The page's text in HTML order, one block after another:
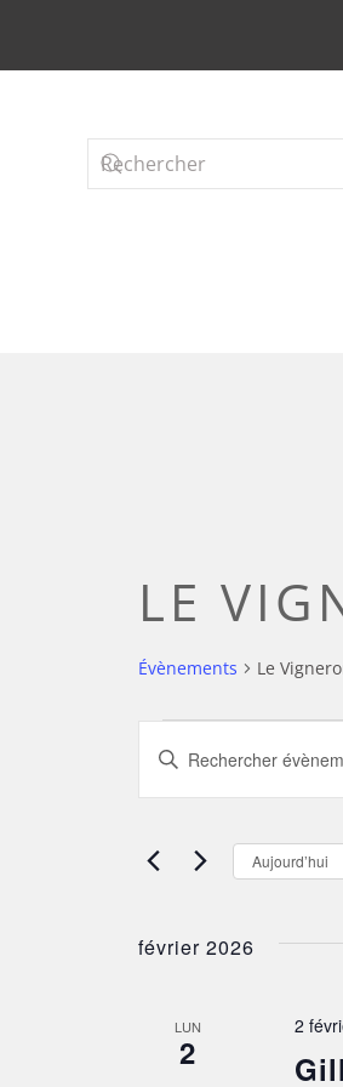
Passer au contenu principal
LE
Évènements Le
DE
VUES
Saisir
Rechercher
Évènements
mot-
Aujourd’hui
février 2026
LUN
2
2